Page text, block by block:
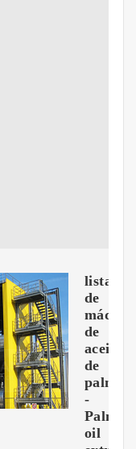
lista
de
de
aceite
de
palma
-
Palm
oil